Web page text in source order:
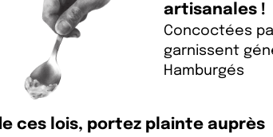
artisanales !
Concoctées
garnissent
Hamburgés
ces lois, portez plainte auprès